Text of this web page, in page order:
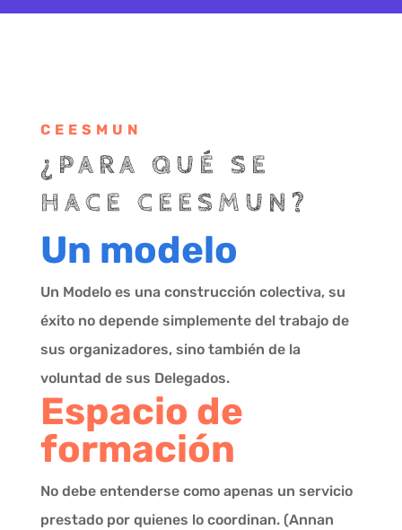
CEESMUN
¿PARA QUÉ SE
HACE CEESMUN?
Un modelo
Un Modelo es una construcción colectiva, su
éxito no depende simplemente del trabajo de
sus organizadores, sino también de la
voluntad de sus Delegados.
Espacio de
formación
No debe entenderse como apenas un servicio
prestado por quienes lo coordinan. (Annan